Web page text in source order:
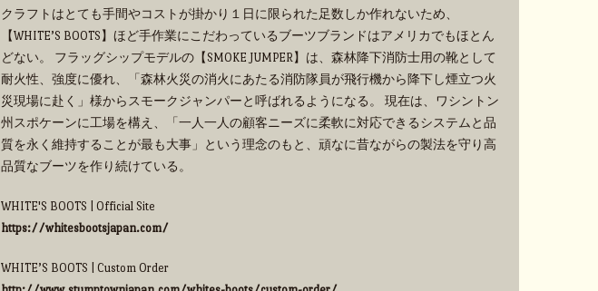
クラフトはとても手間やコストが掛かり１日に限られた足数しか作れないため、
【WHITE’S BOOTS】ほど手作業にこだわっているブーツブランドはアメリカでもほとん
どない。 フラッグシップモデルの【SMOKE JUMPER】は、森林降下消防士用の靴として
耐火性、強度に優れ、「森林火災の消火にあたる消防隊員が飛行機から降下し煙立つ火
災現場に赴く」様からスモークジャンパーと呼ばれるようになる。 現在は、ワシントン
州スポケーンに工場を構え、「一人一人の顧客ニーズに柔軟に対応できるシステムと品
質を永く維持することが最も大事」という理念のもと、頑なに昔ながらの製法を守り高
品質なブーツを作り続けている。
WHITE'S BOOTS | Official Site
https://whitesbootsjapan.com/
WHITE’S BOOTS | Custom Order